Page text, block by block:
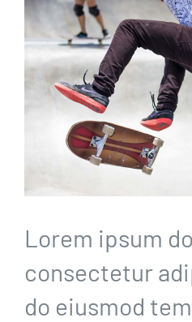
Lorem ipsum
consectetur
do eiusmod